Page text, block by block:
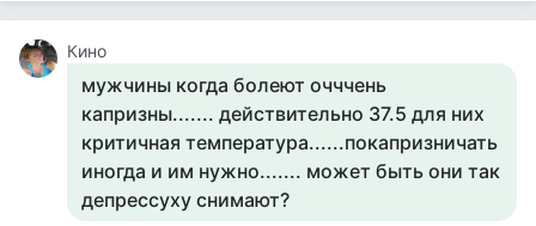
Кино
мужчины когда болеют очччень
капризны....... действительно 37.5 для них
критичная температура......покапризничать
иногда и им нужно....... может быть они так
депрессуху снимают?